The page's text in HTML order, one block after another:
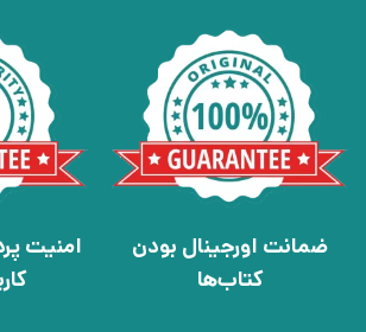
ضمانت اورجینال بودن
کتاب‌ها
امنیت